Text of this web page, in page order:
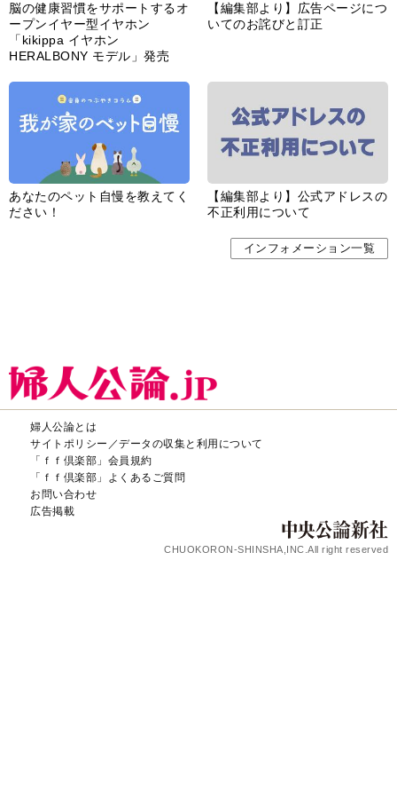
脳の健康習慣をサポートするオ
ープンイヤー型イヤホン
「kikippa イヤホン
HERALBONY モデル」発売
【編集部より】広告ページにつ
いてのお詫びと訂正
あなたのペット自慢を教えてく
ださい！
【編集部より】公式アドレスの
不正利用について
インフォメーション一覧
婦人公論とは
サイトポリシー／データの収集と利用について
「ｆｆ倶楽部」会員規約
「ｆｆ倶楽部」よくあるご質問
お問い合わせ
広告掲載
CHUOKORON-SHINSHA,INC.All right reserved